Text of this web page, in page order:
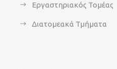
Εργαστηριακός Τομέας
Διατομεακά Τμήματα